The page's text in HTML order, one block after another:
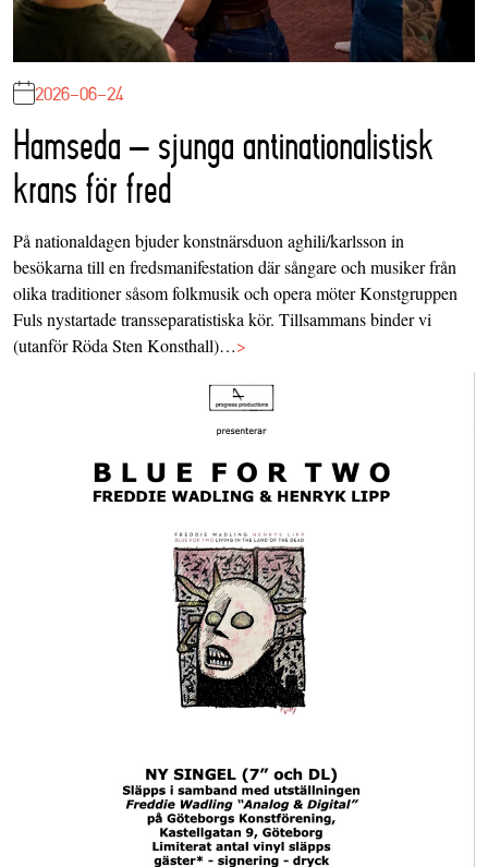
2026-06-24
Hamseda – sjunga antinationalistisk
krans för fred
På nationaldagen bjuder konstnärsduon aghili/karlsson in
besökarna till en fredsmanifestation där sångare och musiker från
olika traditioner såsom folkmusik och opera möter Konstgruppen
Fuls nystartade transseparatistiska kör. Tillsammans binder vi
(utanför Röda Sten Konsthall)…>